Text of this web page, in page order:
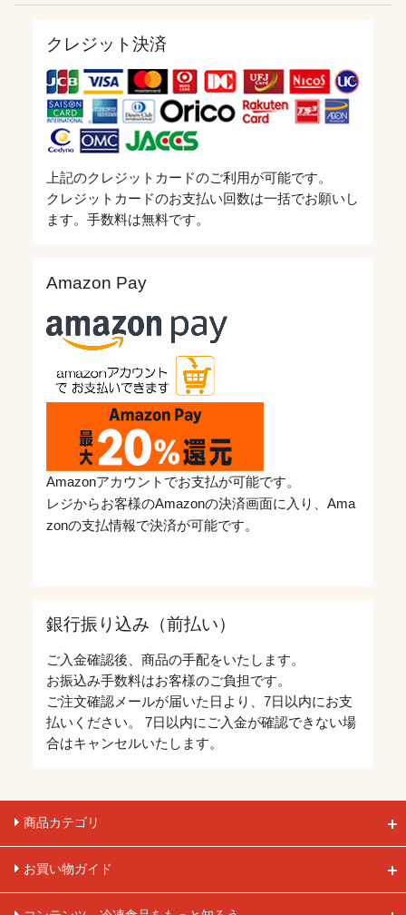
クレジット決済
上記のクレジットカードのご利用が可能です。
クレジットカードのお支払い回数は一括でお願いし
ます。手数料は無料です。
Amazon Pay
Amazonアカウントでお支払が可能です。
レジからお客様のAmazonの決済画面に入り、Ama
zonの支払情報で決済が可能です。
銀行振り込み（前払い）
ご入金確認後、商品の手配をいたします。
お振込み手数料はお客様のご負担です。
ご注文確認メールが届いた日より、7日以内にお支
払いください。 7日以内にご入金が確認できない場
合はキャンセルいたします。
商品カテゴリ
お買い物ガイド